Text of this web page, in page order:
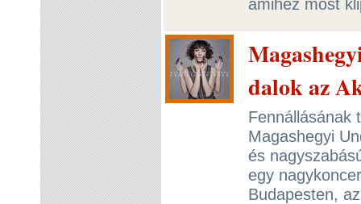
dalok az
Fennállásának
Magashegyi
és
egy
Budapesten,